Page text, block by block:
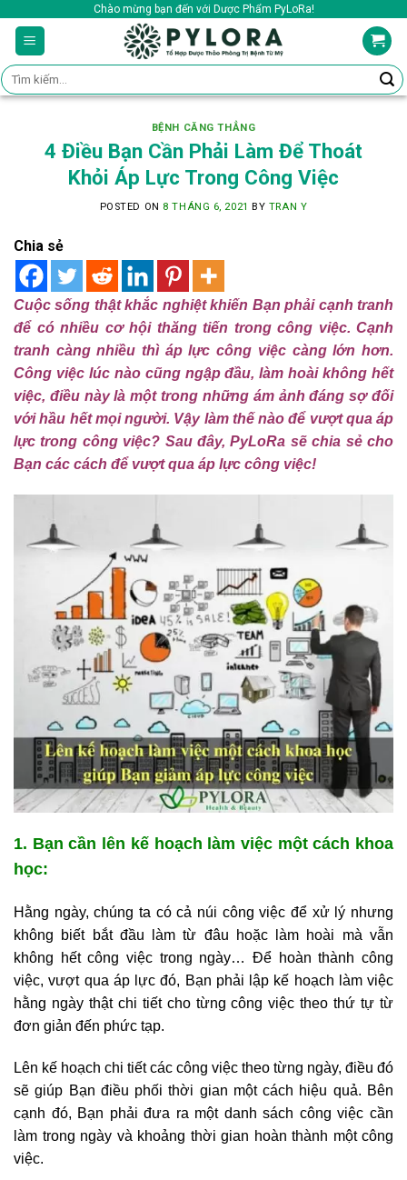
content
Chào mừng bạn đến với Dược Phẩm PyLoRa!
Tìm
kiếm:
BỆNH CĂNG THẲNG
4 Điều Bạn Cần Phải Làm Để Thoát
Khỏi Áp Lực Trong Công Việc
POSTED ON 8 THÁNG 6, 2021 BY TRAN Y
Chia sẻ
Cuộc sống thật khắc nghiệt khiến Bạn phải cạnh tranh
để có nhiều cơ hội thăng tiến trong công việc. Cạnh
tranh càng nhiều thì áp lực công việc càng lớn hơn.
Công việc lúc nào cũng ngập đầu, làm hoài không hết
việc, điều này là một trong những ám ảnh đáng sợ đối
với hầu hết mọi người. Vậy làm thế nào để vượt qua áp
lực trong công việc? Sau đây, PyLoRa sẽ chia sẻ cho
Bạn các cách để vượt qua áp lực công việc!
1. Bạn cần lên kế hoạch làm việc một cách khoa
học:
Hằng ngày, chúng ta có cả núi công việc để xử lý nhưng
không biết bắt đầu làm từ đâu hoặc làm hoài mà vẫn
không hết công việc trong ngày… Để hoàn thành công
việc, vượt qua áp lực đó, Bạn phải lập kế hoạch làm việc
hằng ngày thật chi tiết cho từng công việc theo thứ tự từ
đơn giản đến phức tạp.
Lên kế hoạch chi tiết các công việc theo từng ngày, điều đó
sẽ giúp Bạn điều phối thời gian một cách hiệu quả. Bên
cạnh đó, Bạn phải đưa ra một danh sách công việc cần
làm trong ngày và khoảng thời gian hoàn thành một công
việc.